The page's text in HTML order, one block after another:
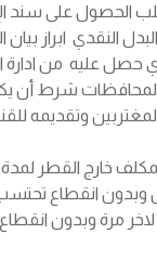
الحصول على سند
النقدي ابراز بيان
حصل عليه من ادارة
المحافظات شرط أن
وتقديمه
خارج القطر
انقطاع تحتسب
لاخر مرة وبدون